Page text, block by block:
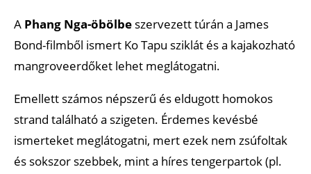
A Phang Nga-öbölbe szervezett túrán a James
Bond-filmből ismert Ko Tapu sziklát és a kajakozható
mangroveerdőket lehet meglátogatni.
Emellett számos népszerű és eldugott homokos
strand található a szigeten. Érdemes kevésbé
ismerteket meglátogatni, mert ezek nem zsúfoltak
és sokszor szebbek, mint a híres tengerpartok (pl.